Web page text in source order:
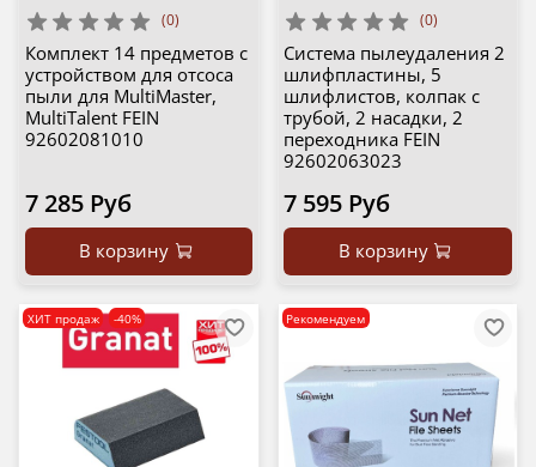
(0)
Комплект 14 предметов с
устройством для отсоса
пыли для MultiMaster,
MultiTalent FEIN
92602081010
7 285 Руб
В корзину
(0)
Система пылеудаления 2
шлифпластины, 5
шлифлистов, колпак с
трубой, 2 насадки, 2
переходника FEIN
92602063023
7 595 Руб
В корзину
ХИТ продаж -40% Рекомендуем